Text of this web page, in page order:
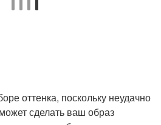
оттенка, поскольку неудачно
сделать ваш образ